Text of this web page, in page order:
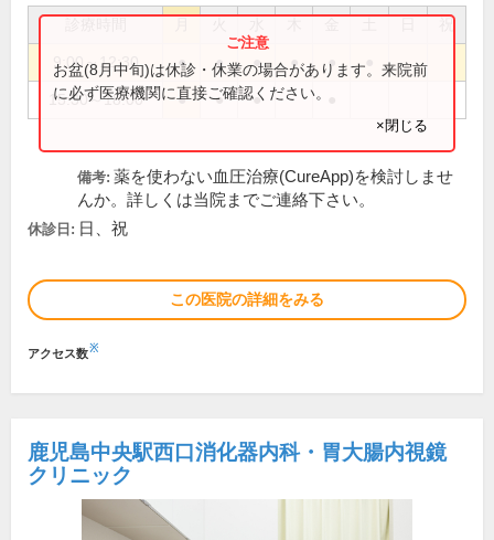
祝
9:00～12:30 ● ● ● ● ●
15:30～18:00 ● ● ●
お盆(8月中旬)は休診・休業の場合があります。来院前
に必ず医療機関に直接ご確認ください。
×閉じる
備考: 薬を使わない血圧治療(CureApp)を検討しませ
んか。詳しくは当院までご連絡下さい。
休診日: 日、祝
この医院の詳細をみる
アクセス数※
鹿児島中央駅西口消化器内科・胃大腸内視鏡
クリニック